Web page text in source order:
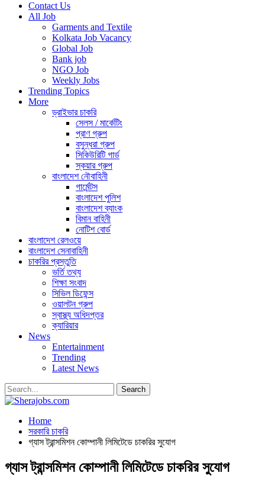
Contact Us
All Job
Garments and Textile
Kolkata Job Vacancy
Global Job
Bank job
NGO Job
Weekly Jobs
Trending Topics
More
ড্রাইভার চাকরি
সেলস / মার্কেটিং
প্রাণ গ্রুপ
বসুন্ধরা গ্রুপ
সিকিউরিটি গার্ড
স্কয়ার গ্রুপ
বাংলাদেশ নৌবাহিনী
গার্মেন্টস
বাংলাদেশ পুলিশ
বাংলাদেশ ব্যাংক
বিমান বাহিনী
নোটিশ বোর্ড
বাংলাদেশ রেলওয়ে
বাংলাদেশ সেনাবাহিনী
চাকরির প্রস্তুতি
ভর্তি তথ্য
শিক্ষা সংবাদ
সিভিল ডিফেন্স
ওয়ালটন গ্রুপ
স্বাস্থ্য অধিদপ্তর
ক্যারিয়ার
News
Entertainment
Trending
Latest News
Home
সরকারি চাকরি
গ্যাস ট্রান্সমিশন কোম্পানী লিমিটেডে চাকরির সুযোগ
গ্যাস ট্রান্সমিশন কোম্পানী লিমিটেডে চাকরির সুযোগ